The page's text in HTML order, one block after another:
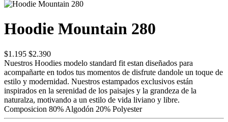
Hoodie Mountain 280
$1.195 $2.390
Nuestros Hoodies modelo standard fit estan diseñados para
acompañarte en todos tus momentos de disfrute dandole un toque de
estilo y modernidad. Nuestros estampados exclusivos están
inspirados en la serenidad de los paisajes y la grandeza de la
naturalza, motivando a un estilo de vida liviano y libre.
Composicion 80% Algodón 20% Polyester